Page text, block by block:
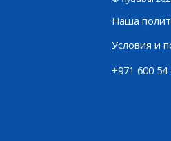
Наша
Условия и
+971 600 54